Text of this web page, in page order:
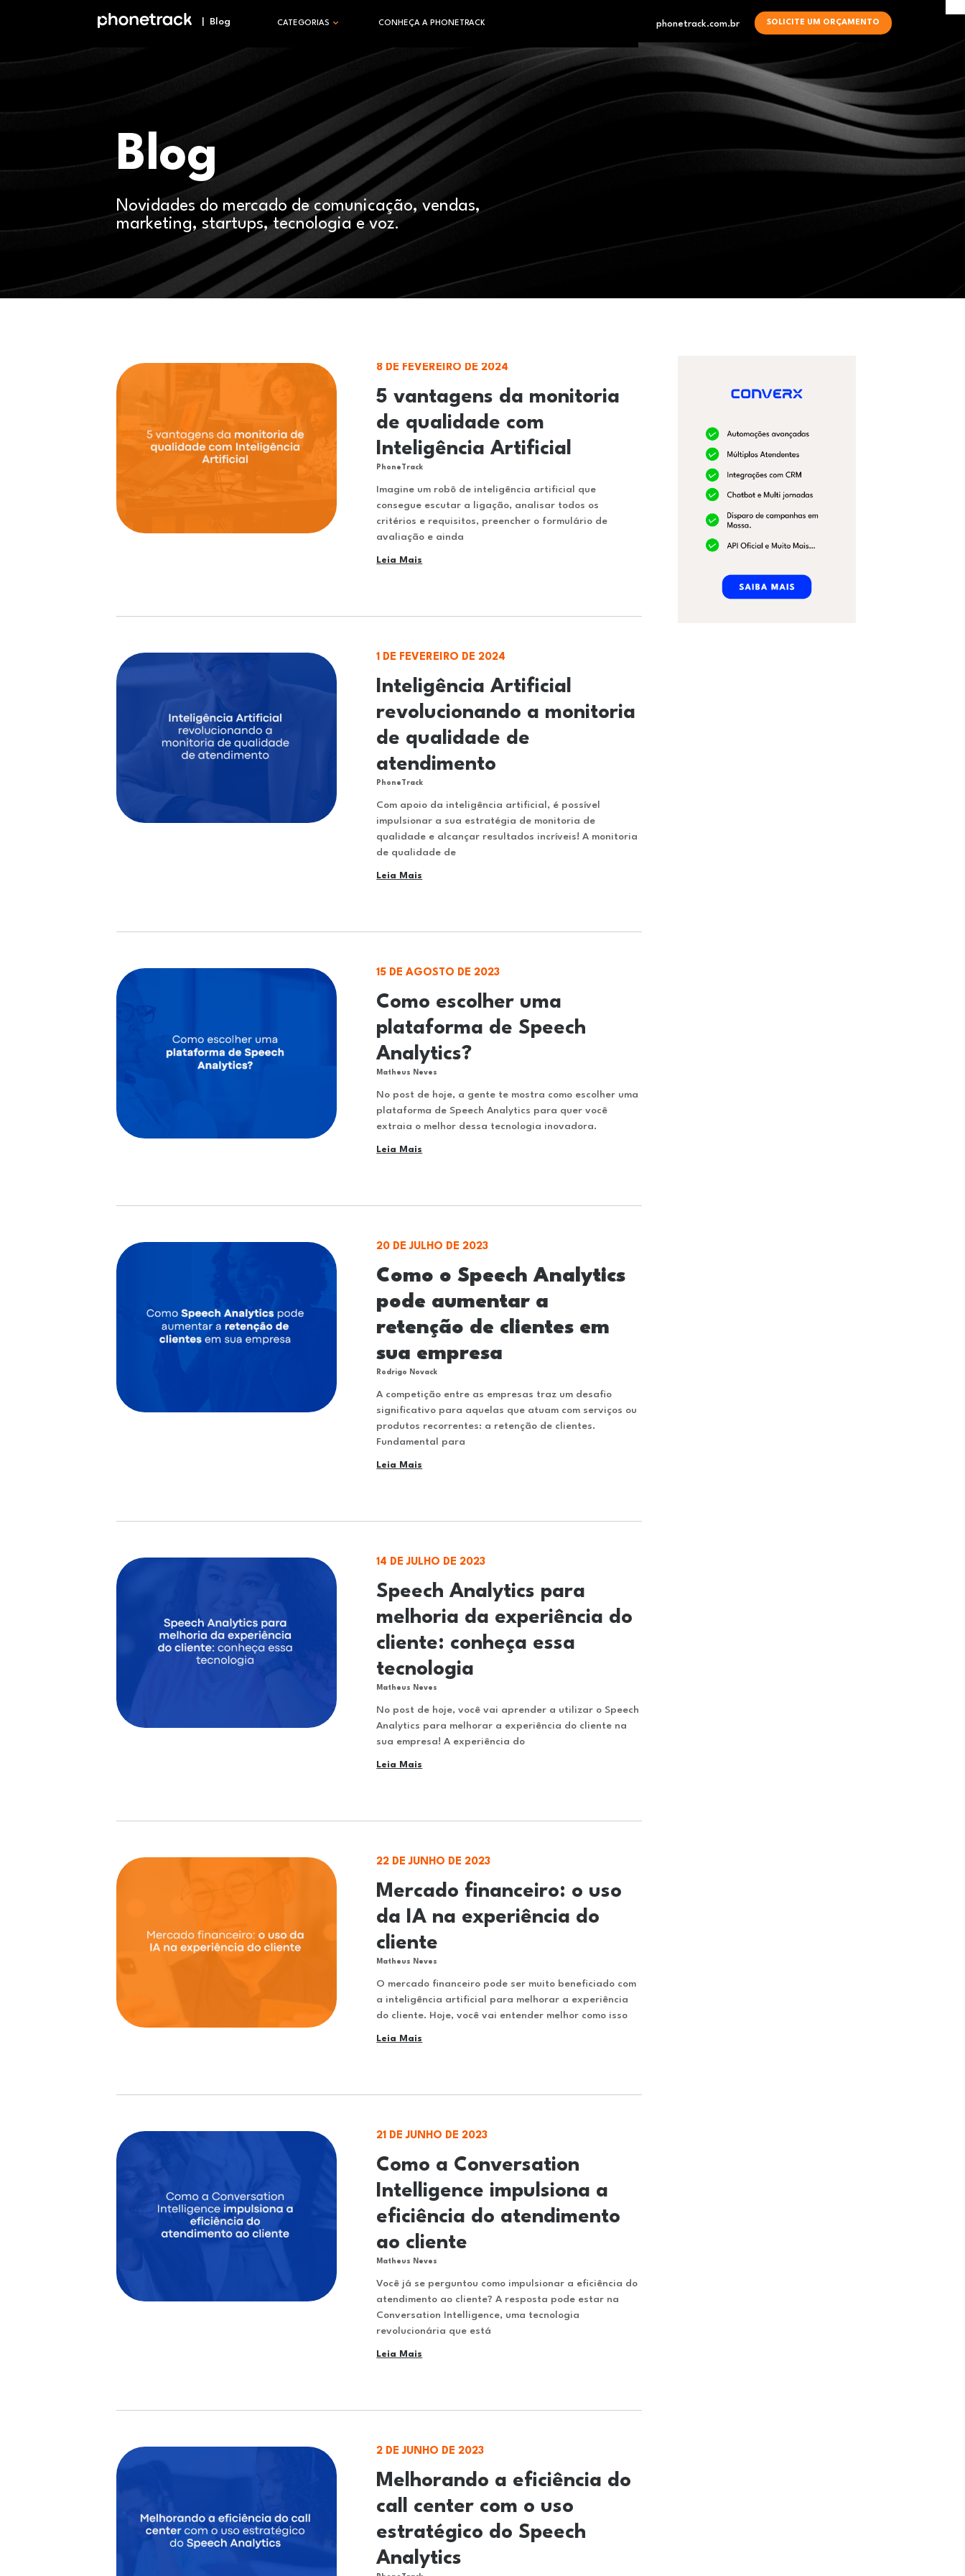
| Blog CATEGORIAS CONHEÇA A PHONETRACK phonetrack.com.br SOLICITE UM ORÇAMENTO
Blog
Novidades do mercado de comunicação, vendas,
marketing, startups, tecnologia e voz.
5 vantagens da monitoria
de qualidade com
Inteligência Artificial
PhoneTrack
8 DE FEVEREIRO DE 2024
Imagine um robô de inteligência artificial que
consegue escutar a ligação, analisar todos os
critérios e requisitos, preencher o formulário de
avaliação e ainda
Leia Mais
Inteligência Artificial
revolucionando a monitoria
de qualidade de
atendimento
PhoneTrack
1 DE FEVEREIRO DE 2024
Com apoio da inteligência artificial, é possível
impulsionar a sua estratégia de monitoria de
qualidade e alcançar resultados incríveis! A monitoria
de qualidade de
Leia Mais
Como escolher uma
plataforma de Speech
Analytics?
Matheus Neves
15 DE AGOSTO DE 2023
No post de hoje, a gente te mostra como escolher uma
plataforma de Speech Analytics para quer você
extraia o melhor dessa tecnologia inovadora.
Leia Mais
Como o Speech Analytics
pode aumentar a
retenção de clientes em
sua empresa
Rodrigo Novack
20 DE JULHO DE 2023
A competição entre as empresas traz um desafio
significativo para aquelas que atuam com serviços ou
produtos recorrentes: a retenção de clientes.
Fundamental para
Leia Mais
Speech Analytics para
melhoria da experiência do
cliente: conheça essa
tecnologia
Matheus Neves
14 DE JULHO DE 2023
No post de hoje, você vai aprender a utilizar o Speech
Analytics para melhorar a experiência do cliente na
sua empresa! A experiência do
Leia Mais
Mercado financeiro: o uso
da IA na experiência do
cliente
Matheus Neves
22 DE JUNHO DE 2023
O mercado financeiro pode ser muito beneficiado com
a inteligência artificial para melhorar a experiência
do cliente. Hoje, você vai entender melhor como isso
Leia Mais
Como a Conversation
Intelligence impulsiona a
eficiência do atendimento
ao cliente
Matheus Neves
21 DE JUNHO DE 2023
Você já se perguntou como impulsionar a eficiência do
atendimento ao cliente? A resposta pode estar na
Conversation Intelligence, uma tecnologia
revolucionária que está
Leia Mais
Melhorando a eficiência do
call center com o uso
estratégico do Speech
Analytics
2 DE JUNHO DE 2023